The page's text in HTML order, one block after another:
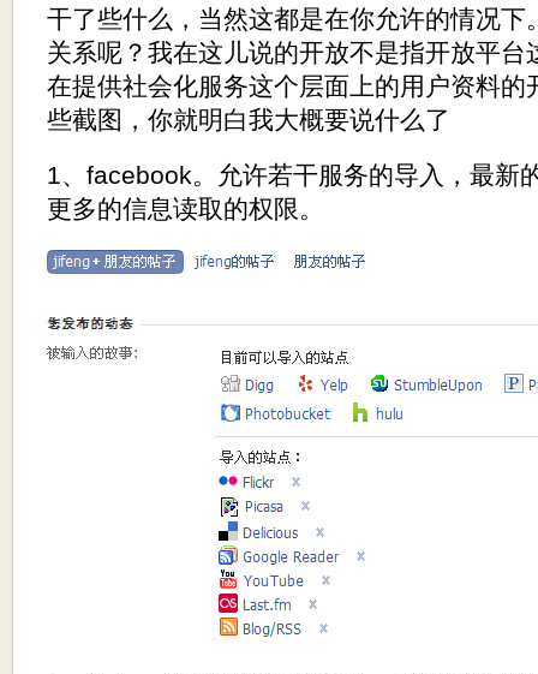
干了些什么，当然这都是在你允许的情况下
关系呢？我在这儿说的开放不是指开放平台
在提供社会化服务这个层面上的用户资料的
些截图，你就明白我大概要说什么了
1、facebook。允许若干服务的导入，最新
更多的信息读取的权限。